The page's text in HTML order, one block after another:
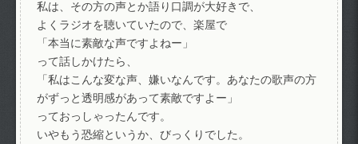
私は、その方の声とか語り口調が大好きで、
よくラジオを聴いていたので、楽屋で
「本当に素敵な声ですよねー」
って話しかけたら、
「私はこんな変な声、嫌いなんです。あなたの歌声の方
がずっと透明感があって素敵ですよー」
っておっしゃったんです。
いやもう恐縮というか、びっくりでした。